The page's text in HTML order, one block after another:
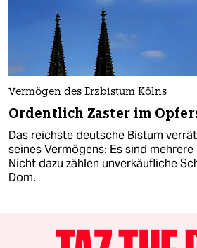
Vermögen des Erzbistum Kölns
Ordentlich Zaster im
Das reichste deutsche Bistum
seines Vermögens: Es sind
Nicht dazu zählen unverkäufliche
Dom.